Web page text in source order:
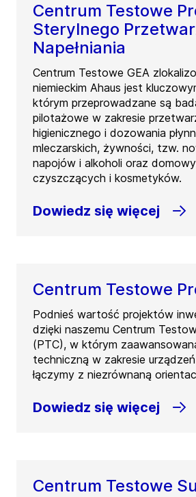
Centrum Testowe
Sterylnego
Napełniania
Centrum Testowe GEA
niemieckim Ahaus jest
którym przeprowadzane są
pilotażowe w zakresie
higienicznego i dozowania
mleczarskich, żywności, tzw.
napojów i alkoholi oraz
czyszczących i kosmetyków.
Dowiedz się więcej
Centrum Testowe
Podnieś wartość projektów
dzięki naszemu Centrum
(PTC), w którym
techniczną w zakresie
łączymy z niezrównaną
Dowiedz się więcej
Centrum Testowe